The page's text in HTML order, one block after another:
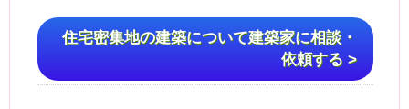
住宅密集地の建築について建築家に相談・
依頼する >